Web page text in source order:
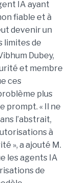
IA ayant
fiable et à
devenir un
limites de
Dubey,
et membre
ces
plus
prompt. « Il ne
l’abstrait,
à
», a ajouté M.
les agents IA
de